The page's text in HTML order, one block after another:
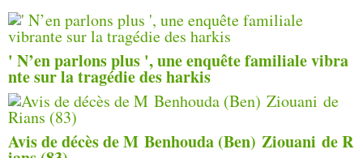
' N’en parlons plus ', une enquête familiale vibra
nte sur la tragédie des harkis
Avis de décès de M Benhouda (Ben) Ziouani de R